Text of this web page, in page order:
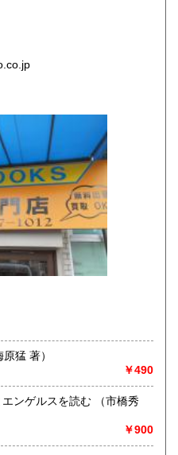
広島県
徳島県
愛媛県
福岡県
長崎県
なくCD、DVD、レコード、
らゆるものの買い取りがで
は、無料です。
線)
(禅と室町文化) （梅原猛 著）
￥490
ルスを読む （市橋秀
￥900